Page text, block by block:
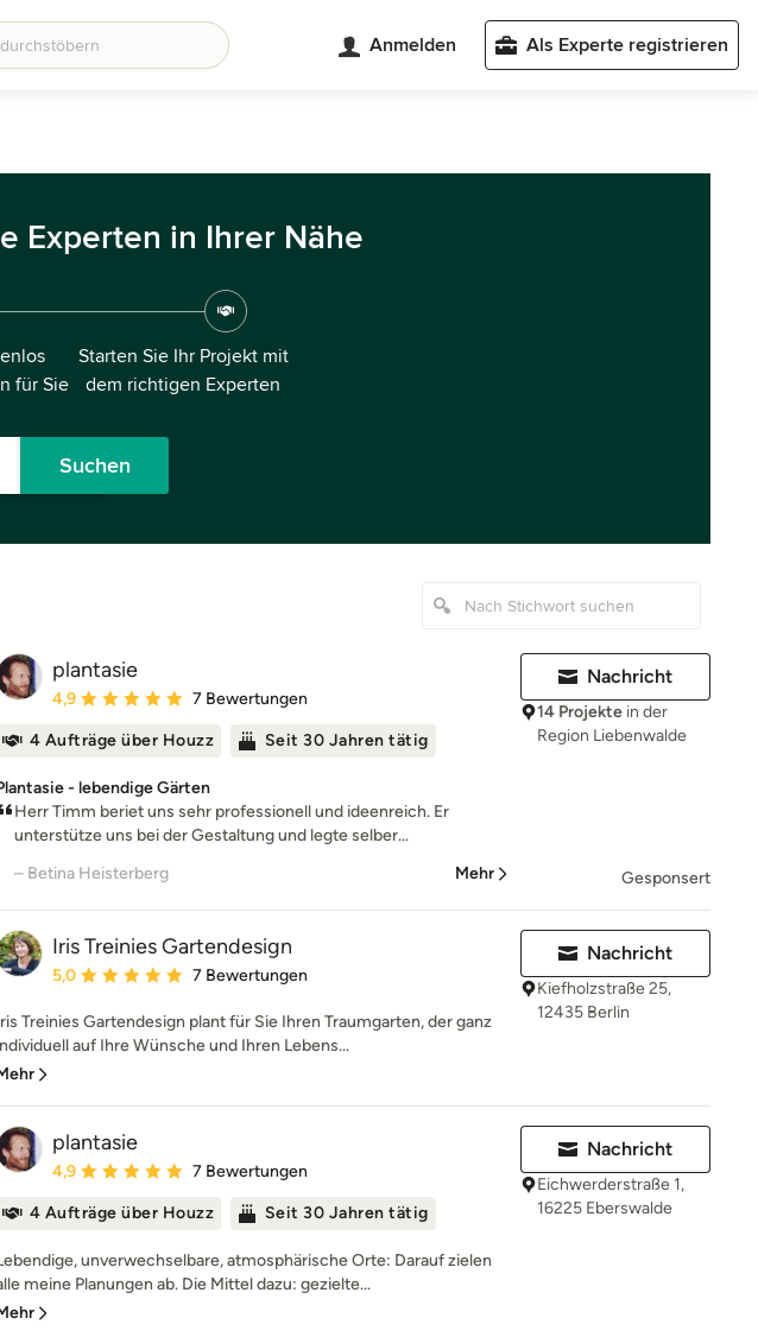
Anmelden Als Experte registrieren
Experten in Ihrer Nähe
für Sie
Starten Sie Ihr Projekt mit
dem richtigen Experten
Suchen
plantasie
Durchschnittliche Bewertung: 4.9 von 5 Sternen
4,9 7 Bewertungen
4 Aufträge über Houzz Seit 30 Jahren tätig
- lebendige Gärten
Herr Timm beriet uns sehr professionell und ideenreich. Er
unterstütze uns bei der Gestaltung und legte selber...
– Betina Heisterberg
Mehr
Nachricht
14 Projekte in der
Region Liebenwalde
Gesponsert
Iris Treinies Gartendesign
Durchschnittliche Bewertung: 5 von 5 Sternen
5,0 7 Bewertungen
Treinies Gartendesign plant für Sie Ihren Traumgarten, der ganz
auf Ihre Wünsche und Ihren Lebens...
Nachricht
Kiefholzstraße 25,
12435 Berlin
plantasie
Durchschnittliche Bewertung: 4.9 von 5 Sternen
4,9 7 Bewertungen
4 Aufträge über Houzz Seit 30 Jahren tätig
unverwechselbare, atmosphärische Orte: Darauf zielen
meine Planungen ab. Die Mittel dazu: gezielte...
Nachricht
Eichwerderstraße 1,
16225 Eberswalde